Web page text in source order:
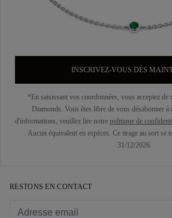
INSCRIVEZ-VOUS DÈS
*En saisissant vos coordonnées, vous acceptez de
Diamonds. Vous êtes libre de vous désabonner
d'informations, veuillez lire notre politique de
Aucun équivalent en espèces. Ce tirage au sort se
31/12/2026.
RESTONS EN CONTACT